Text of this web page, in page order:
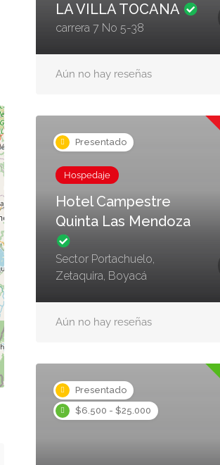
LA VILLA TOCANA
carrera 7 No 5-38
Aún no hay reseñas
Presentado
Hospedaje
Hotel Campestre
Quinta Las Mendoza
Sector Portachuelo,
Zetaquira, Boyacá
Aún no hay reseñas
Presentado
$6.500 - $25.000